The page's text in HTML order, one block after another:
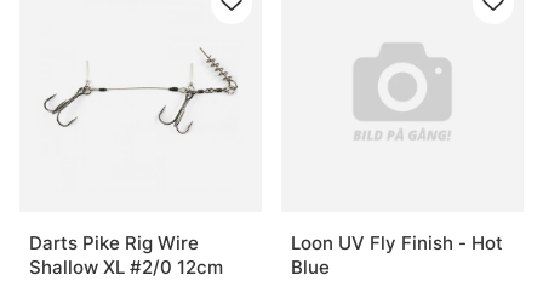
Darts Pike Rig Wire
Shallow XL #2/0 12cm
Loon UV Fly Finish - Hot
Blue